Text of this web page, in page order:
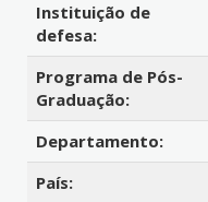
Instituição de
defesa:
Programa de Pós-
Graduação:
Departamento:
País: